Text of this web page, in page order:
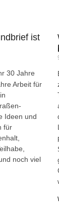
ist
30 Jahre
Arbeit für
Ideen und
für
noch viel